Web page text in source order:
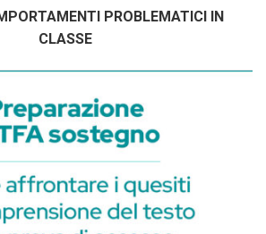
PROBLEMATICI IN
CLASSE